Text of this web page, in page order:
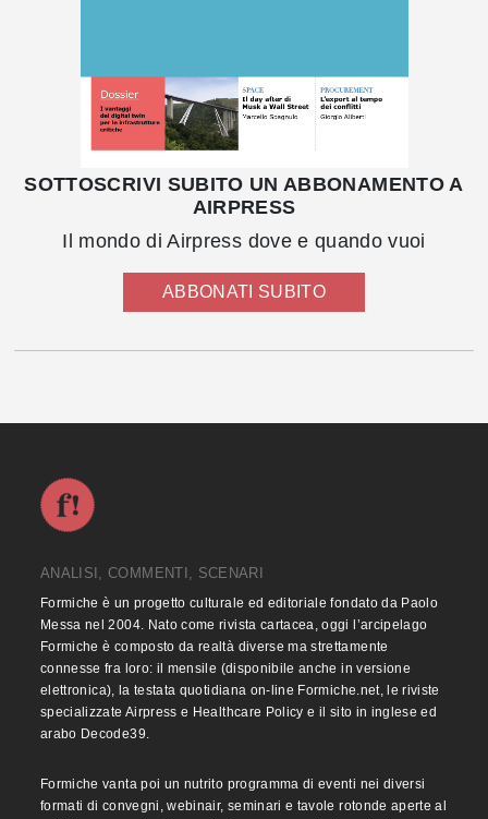
SOTTOSCRIVI SUBITO UN ABBONAMENTO A
AIRPRESS
Il mondo di Airpress dove e quando vuoi
ABBONATI SUBITO
ANALISI, COMMENTI, SCENARI
Formiche è un progetto culturale ed editoriale fondato da Paolo
Messa nel 2004. Nato come rivista cartacea, oggi l’arcipelago
Formiche è composto da realtà diverse ma strettamente
connesse fra loro: il mensile (disponibile anche in versione
elettronica), la testata quotidiana on-line Formiche.net, le riviste
specializzate Airpress e Healthcare Policy e il sito in inglese ed
arabo Decode39.
Formiche vanta poi un nutrito programma di eventi nei diversi
formati di convegni, webinair, seminari e tavole rotonde aperte al